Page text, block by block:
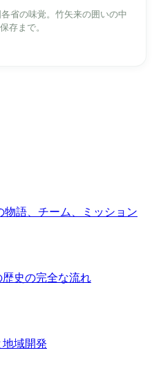
省の味覚。竹矢来の囲いの中
存まで。
語、チーム、ミッション
史の完全な流れ
域開発